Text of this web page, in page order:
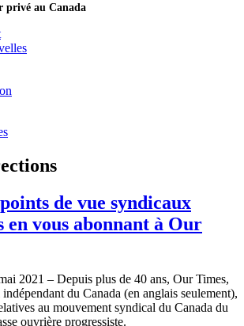
privé au Canada
de vue syndicaux
en vous abonnant à Our
2021 – Depuis plus de 40 ans, Our Times,
du Canada (en anglais seulement),
au mouvement syndical du Canada du
ouvrière progressiste.